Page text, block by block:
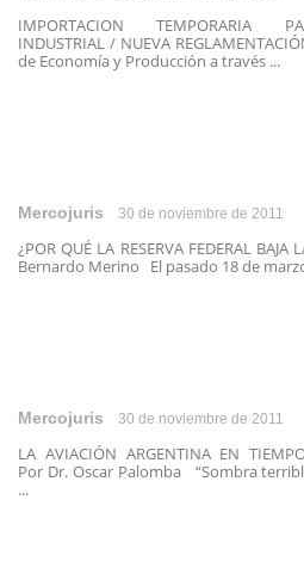
IMPORTACION TEMPORARIA
INDUSTRIAL / NUEVA
de Economía y Producción a través ...
Mercojuris 30 de noviembre de 2011
¿POR QUÉ LA RESERVA FEDERAL
Bernardo Merino El pasado 18 de
Mercojuris 30 de noviembre de 2011
LA AVIACIÓN ARGENTINA EN
Por Dr. Oscar Palomba “Sombra
...